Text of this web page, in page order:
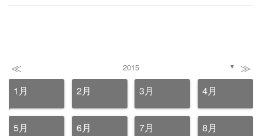
≪ 2015 ▼ ≫
1月 2月 3月 4月
5月 6月 7月 8月